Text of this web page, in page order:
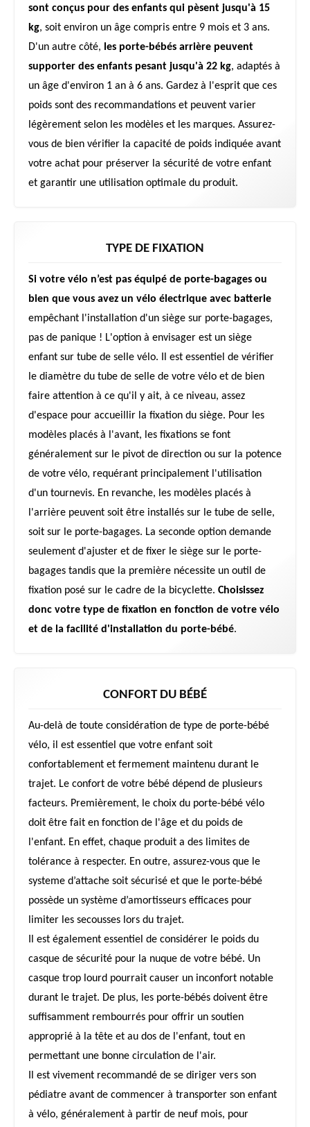
sont conçus pour des enfants qui pèsent jusqu'à 15
kg, soit environ un âge compris entre 9 mois et 3 ans.
D'un autre côté, les porte-bébés arrière peuvent
supporter des enfants pesant jusqu'à 22 kg, adaptés à
un âge d'environ 1 an à 6 ans. Gardez à l'esprit que ces
poids sont des recommandations et peuvent varier
légèrement selon les modèles et les marques. Assurez-
vous de bien vérifier la capacité de poids indiquée avant
votre achat pour préserver la sécurité de votre enfant
et garantir une utilisation optimale du produit.
TYPE DE FIXATION
Si votre vélo n’est pas équipé de porte-bagages ou
bien que vous avez un vélo électrique avec batterie
empêchant l'installation d'un siège sur porte-bagages,
pas de panique ! L'option à envisager est un siège
enfant sur tube de selle vélo. Il est essentiel de vérifier
le diamètre du tube de selle de votre vélo et de bien
faire attention à ce qu'il y ait, à ce niveau, assez
d'espace pour accueillir la fixation du siège. Pour les
modèles placés à l'avant, les fixations se font
généralement sur le pivot de direction ou sur la potence
de votre vélo, requérant principalement l'utilisation
d'un tournevis. En revanche, les modèles placés à
l'arrière peuvent soit être installés sur le tube de selle,
soit sur le porte-bagages. La seconde option demande
seulement d'ajuster et de fixer le siège sur le porte-
bagages tandis que la première nécessite un outil de
fixation posé sur le cadre de la bicyclette. Choisissez
donc votre type de fixation en fonction de votre vélo
et de la facilité d'installation du porte-bébé.
CONFORT DU BÉBÉ
Au-delà de toute considération de type de porte-bébé
vélo, il est essentiel que votre enfant soit
confortablement et fermement maintenu durant le
trajet. Le confort de votre bébé dépend de plusieurs
facteurs. Premièrement, le choix du porte-bébé vélo
doit être fait en fonction de l'âge et du poids de
l'enfant. En effet, chaque produit a des limites de
tolérance à respecter. En outre, assurez-vous que le
systeme d’attache soit sécurisé et que le porte-bébé
possède un système d’amortisseurs efficaces pour
limiter les secousses lors du trajet.
Il est également essentiel de considérer le poids du
casque de sécurité pour la nuque de votre bébé. Un
casque trop lourd pourrait causer un inconfort notable
durant le trajet. De plus, les porte-bébés doivent être
suffisamment rembourrés pour offrir un soutien
approprié à la tête et au dos de l'enfant, tout en
permettant une bonne circulation de l'air.
Il est vivement recommandé de se diriger vers son
pédiatre avant de commencer à transporter son enfant
à vélo, généralement à partir de neuf mois, pour